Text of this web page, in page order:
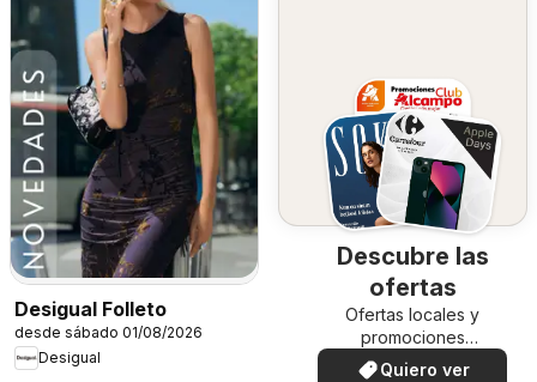
Desigual Folleto
desde sábado 01/08/2026
Desigual
Descubre las
ofertas
Ofertas locales y
promociones
especiales.
Quiero ver